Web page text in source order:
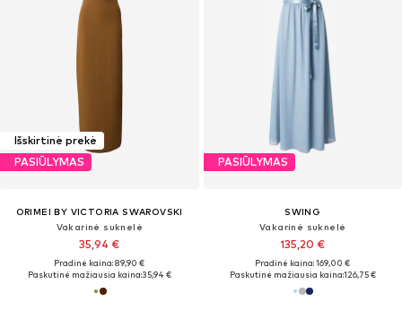
Išskirtinė prekė
PASIŪLYMAS
ORIMEI BY VICTORIA SWAROVSKI
Vakarinė suknelė
35,94 €
Pradinė kaina: 89,90 €
Paskutinė mažiausia kaina:35,94 €
PASIŪLYMAS
SWING
Vakarinė suknelė
135,20 €
Pradinė kaina: 169,00 €
Paskutinė mažiausia kaina:126,75 €